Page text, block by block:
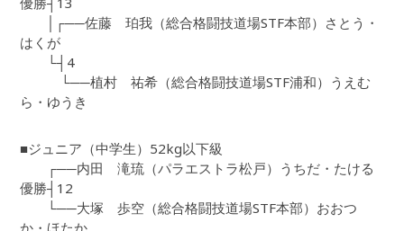
│┌──佐藤 珀我（総合格闘技道場STF本部）さとう・
はくが
└┤4
└──植村 祐希（総合格闘技道場STF浦和）うえむ
ら・ゆうき
■ジュニア（中学生）52kg以下級
┌──内田 滝琉（パラエストラ松戸）うちだ・たける
優勝┤12
└──大塚 歩空（総合格闘技道場STF本部）おおつ